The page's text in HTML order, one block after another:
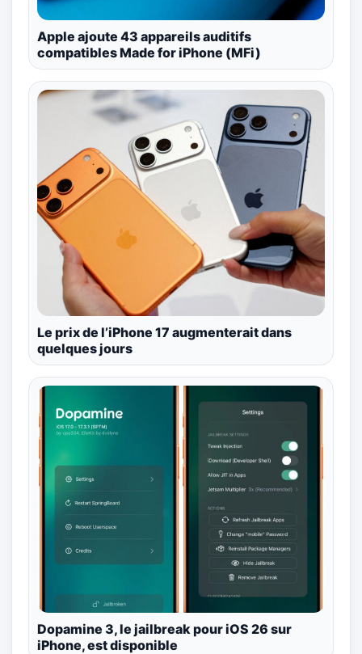
Apple ajoute 43 appareils auditifs
compatibles Made for iPhone (MFi)
Le prix de l’iPhone 17 augmenterait dans
quelques jours
Dopamine 3, le jailbreak pour iOS 26 sur
iPhone, est disponible